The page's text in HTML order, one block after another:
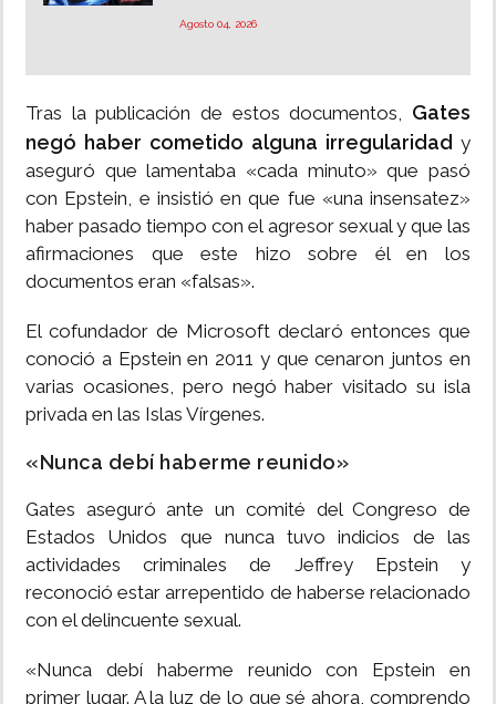
Agosto 04, 2026
Tras la publicación de estos documentos, Gates
negó haber cometido alguna irregularidad y
aseguró que lamentaba «cada minuto» que pasó
con Epstein, e insistió en que fue «una insensatez»
haber pasado tiempo con el agresor sexual y que las
afirmaciones que este hizo sobre él en los
documentos eran «falsas».
El cofundador de Microsoft declaró entonces que
conoció a Epstein en 2011 y que cenaron juntos en
varias ocasiones, pero negó haber visitado su isla
privada en las Islas Vírgenes.
«Nunca debí haberme reunido»
Gates aseguró ante un comité del Congreso de
Estados Unidos que nunca tuvo indicios de las
actividades criminales de Jeffrey Epstein y
reconoció estar arrepentido de haberse relacionado
con el delincuente sexual.
«Nunca debí haberme reunido con Epstein en
primer lugar. A la luz de lo que sé ahora, comprendo